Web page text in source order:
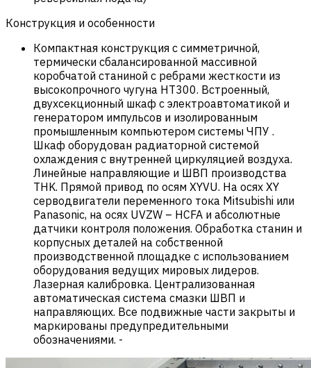
Конструкция и особенности
Компактная конструкция с симметричной,
термически сбалансированной массивной
коробчатой станиной с ребрами жесткости из
высокопрочного чугуна HT300. Встроенный,
двухсекционный шкаф с электроавтоматикой и
генератором импульсов и изолированным
промышленным компьютером системы ЧПУ .
Шкаф оборудован радиаторной системой
охлаждения с внутренней циркуляцией воздуха.
Линейные направляющие и ШВП производства
THK. Прямой привод по осям XYVU. На осях XY
серводвигатели переменного тока Mitsubishi или
Panasonic, на осях UVZW – HCFA и абсолютные
датчики контроля положения. Обработка станин и
корпусных деталей на собственной
производственной площадке с использованием
оборудования ведущих мировых лидеров.
Лазерная калибровка. Централизованная
автоматическая система смазки ШВП и
направляющих. Все подвижные части закрыты и
маркированы предупредительными
обозначениями. -